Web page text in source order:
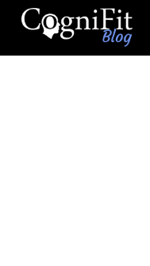
CogniFit